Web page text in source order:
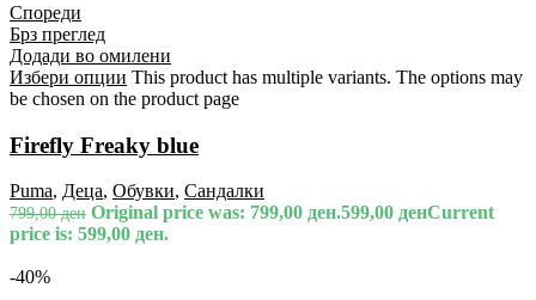
Спореди
Брз преглед
Додади во омилени
Избери опции This product has multiple variants. The options may
be chosen on the product page
Firefly Freaky blue
Puma, Деца, Обувки, Сандалки
799,00ден Original price was: 799,00 ден.599,00 денCurrent
price is: 599,00 ден.
-40%